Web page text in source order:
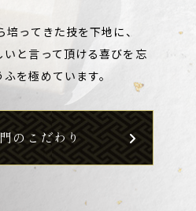
ってきた技を下地に、
と言って頂ける喜びを忘
を極めています。
のこだわり